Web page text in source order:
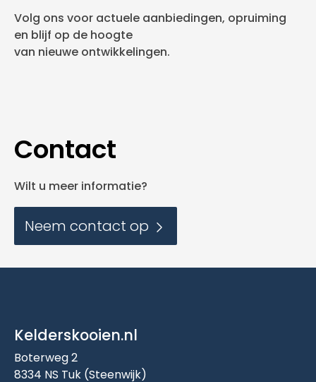
Volg ons voor actuele aanbiedingen, opruiming
en blijf op de hoogte
van nieuwe ontwikkelingen.
Contact
Wilt u meer informatie?
Neem contact op
Kelderskooien.nl
Boterweg 2
8334 NS Tuk (Steenwijk)